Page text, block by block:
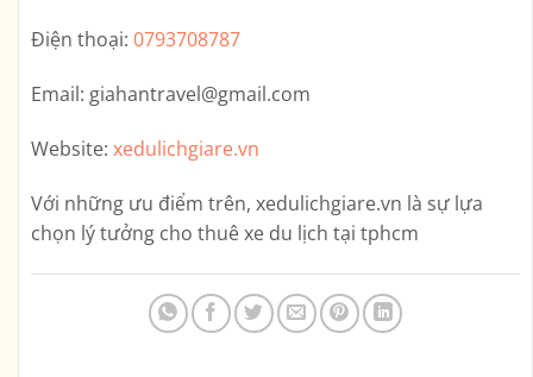
Điện thoại: 0793708787
Email: giahantravel@gmail.com
Website: xedulichgiare.vn
Với những ưu điểm trên, xedulichgiare.vn là sự lựa
chọn lý tưởng cho thuê xe du lịch tại tphcm